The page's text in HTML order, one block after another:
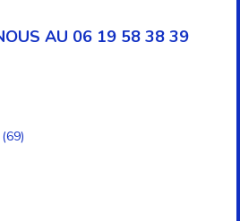
AU 06 19 58 38 39